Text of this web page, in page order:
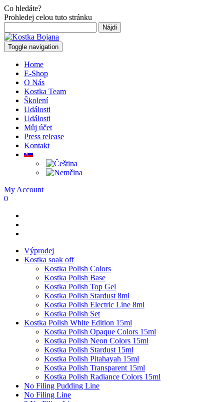
Co hledáte?
Prohledej celou tuto stránku
Toggle navigation
Home
E-Shop
O Nás
Kostka Team
Školení
Události
Události
Můj účet
Press release
Kontakt
My Account
0
Výprodej
Kostka soak off
Kostka Polish Colors
Kostka Polish Base
Kostka Polish Top Gel
Kostka Polish Stardust 8ml
Kostka Polish Electric Line 8ml
Kostka Polish Set
Kostka Polish White Edition 15ml
Kostka Polish Opaque Colors 15ml
Kostka Polish Neon Colors 15ml
Kostka Polish Stardust 15ml
Kostka Polish Pitahayah 15ml
Kostka Polish Transparent 15ml
Kostka Polish Radiance Colors 15ml
No Filing Pudding Line
No Filing Line